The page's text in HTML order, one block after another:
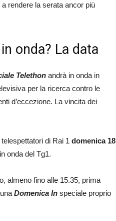
rendere la serata ancor più
onda? La data
Telethon andrà in onda in
per la ricerca contro le
d’eccezione. La vincita dei
di Rai 1 domenica 18
onda del Tg1.
almeno fino alle 15.35, prima
Domenica In speciale proprio